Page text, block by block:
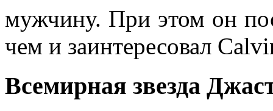
мужчину. При этом он
чем и заинтересовал
Всемирная звезда